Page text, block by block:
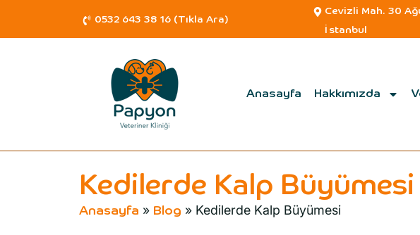
0532 643 38 16 (Tıkla Ara)
Cevizli Mah. 30
İstanbul
Anasayfa Hakkımızda
Kedilerde Kalp Büyümesi
Anasayfa » Blog » Kedilerde Kalp Büyümesi